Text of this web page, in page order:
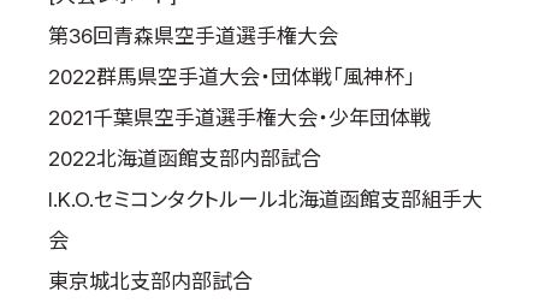
第36回青森県空手道選手権大会
2022群馬県空手道大会・団体戦「風神杯」
2021千葉県空手道選手権大会・少年団体戦
2022北海道函館支部内部試合
I.K.O.セミコンタクトルール北海道函館支部組手大
会
東京城北支部内部試合